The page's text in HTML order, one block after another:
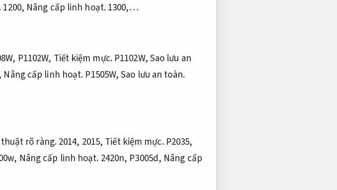
1200, Nâng cấp linh hoạt.1300,…
P1102W, Tiết kiệm mực.P1102W,Sao lưu an
Nâng cấp linh hoạt. P1505W,Sao lưu an toàn.
rõ ràng.2014, 2015, Tiết kiệm mực.P2035,
Nâng cấp linh hoạt. 2420n, P3005d, Nâng cấp